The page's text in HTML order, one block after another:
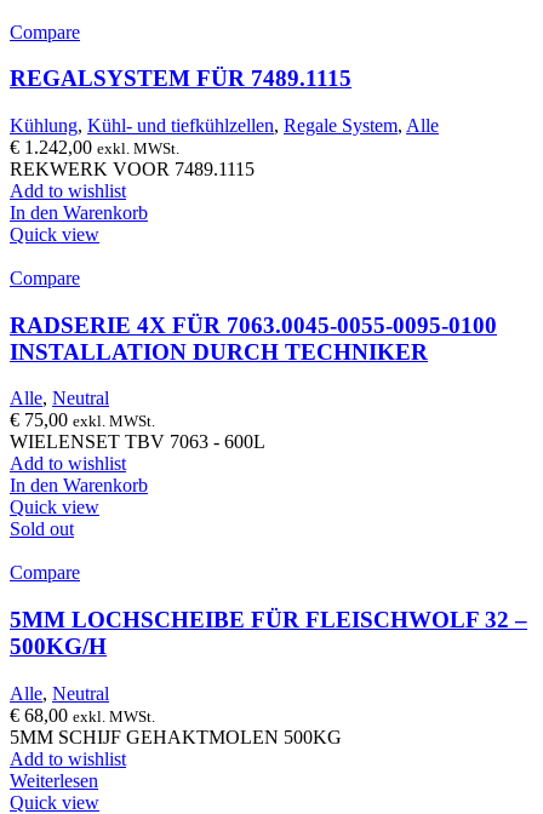
Compare
REGALSYSTEM FÜR 7489.1115
Kühlung, Kühl- und tiefkühlzellen, Regale System, Alle
€ 1.242,00 exkl. MWSt.
REKWERK VOOR 7489.1115
Add to wishlist
In den Warenkorb
Quick view
Compare
RADSERIE 4X FÜR 7063.0045-0055-0095-0100
INSTALLATION DURCH TECHNIKER
Alle, Neutral
€ 75,00 exkl. MWSt.
WIELENSET TBV 7063 - 600L
Add to wishlist
In den Warenkorb
Quick view
Sold out
Compare
5MM LOCHSCHEIBE FÜR FLEISCHWOLF 32 –
500KG/H
Alle, Neutral
€ 68,00 exkl. MWSt.
5MM SCHIJF GEHAKTMOLEN 500KG
Add to wishlist
Weiterlesen
Quick view